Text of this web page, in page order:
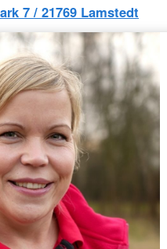
7 / 21769 Lamstedt